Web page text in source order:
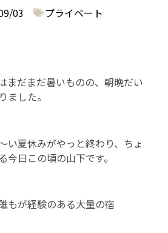
03 プライベート
まだまだ暑いものの、朝晩だい
ました。
い夏休みがやっと終わり、ちょ
今日この頃の山下です。
もが経験のある大量の宿